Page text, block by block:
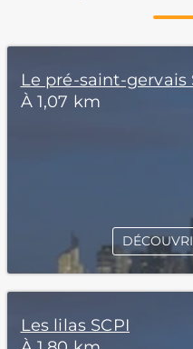
Le pré-saint-gervais
À 1,07 km
Les lilas SCPI